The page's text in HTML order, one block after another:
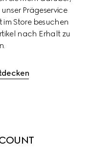
Prägeservice
im Store besuchen
nach Erhalt zu